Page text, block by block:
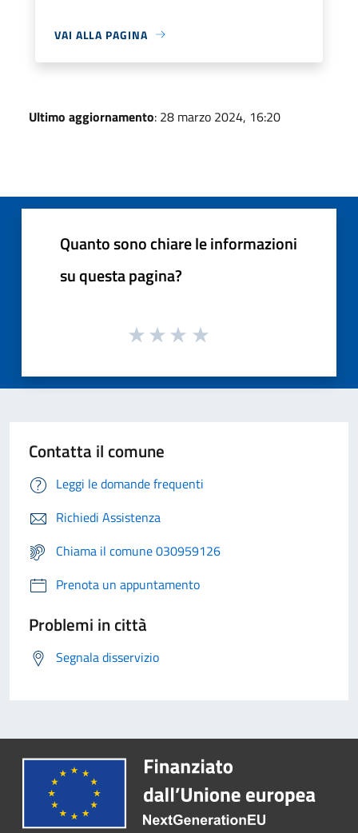
VAI ALLA PAGINA
Ultimo aggiornamento: 28 marzo 2024, 16:20
Quanto sono chiare le informazioni
su questa pagina?
Contatta il comune
Leggi le domande frequenti
Richiedi Assistenza
Chiama il comune 030959126
Prenota un appuntamento
Problemi in città
Segnala disservizio